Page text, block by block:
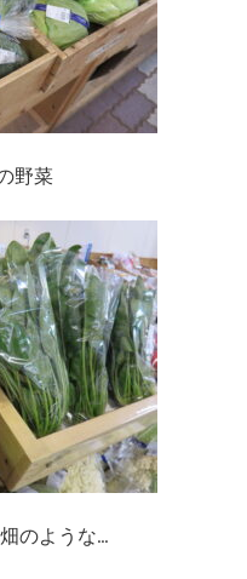
野菜
のような…